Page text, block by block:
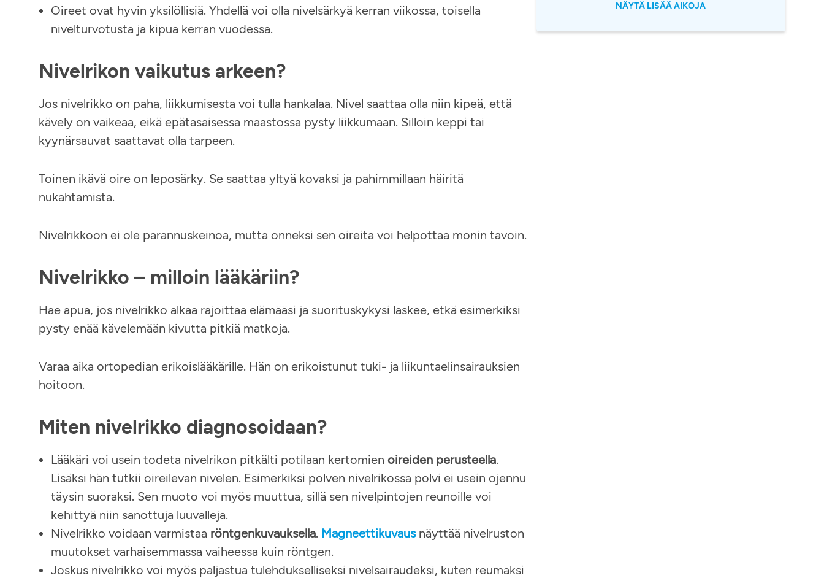
Oireet ovat hyvin yksilöllisiä. Yhdellä voi olla nivelsärkyä kerran viikossa, toisella
nivelturvotusta ja kipua kerran vuodessa.
Nivelrikon vaikutus arkeen?
Jos nivelrikko on paha, liikkumisesta voi tulla hankalaa. Nivel saattaa olla niin kipeä, että
kävely on vaikeaa, eikä epätasaisessa maastossa pysty liikkumaan. Silloin keppi tai
kyynärsauvat saattavat olla tarpeen.
Toinen ikävä oire on leposärky. Se saattaa yltyä kovaksi ja pahimmillaan häiritä
nukahtamista.
Nivelrikkoon ei ole parannuskeinoa, mutta onneksi sen oireita voi helpottaa monin tavoin.
Nivelrikko – milloin lääkäriin?
Hae apua, jos nivelrikko alkaa rajoittaa elämääsi ja suorituskykysi laskee, etkä esimerkiksi
pysty enää kävelemään kivutta pitkiä matkoja.
Varaa aika ortopedian erikoislääkärille. Hän on erikoistunut tuki- ja liikuntaelinsairauksien
hoitoon.
Miten nivelrikko diagnosoidaan?
Lääkäri voi usein todeta nivelrikon pitkälti potilaan kertomien oireiden perusteella.
Lisäksi hän tutkii oireilevan nivelen. Esimerkiksi polven nivelrikossa polvi ei usein ojennu
täysin suoraksi. Sen muoto voi myös muuttua, sillä sen nivelpintojen reunoille voi
kehittyä niin sanottuja luuvalleja.
Nivelrikko voidaan varmistaa röntgenkuvauksella. Magneettikuvausnäyttää nivelruston
muutokset varhaisemmassa vaiheessa kuin röntgen.
Joskus nivelrikko voi myös paljastua tulehdukselliseksi nivelsairaudeksi, kuten reumaksi
NÄYTÄ LISÄÄ AIKOJA